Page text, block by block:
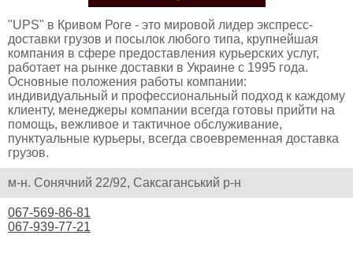
"UPS" в Кривом Роге - это мировой лидер экспресс-
доставки грузов и посылок любого типа, крупнейшая
компания в сфере предоставления курьерских услуг,
работает на рынке доставки в Украине с 1995 года.
Основные положения работы компании:
индивидуальный и профессиональный подход к каждому
клиенту, менеджеры компании всегда готовы прийти на
помощь, вежливое и тактичное обслуживание,
пунктуальные курьеры, всегда своевременная доставка
грузов.
м-н. Сонячний 22/92, Саксаганський р-н
067-569-86-81
067-939-77-21